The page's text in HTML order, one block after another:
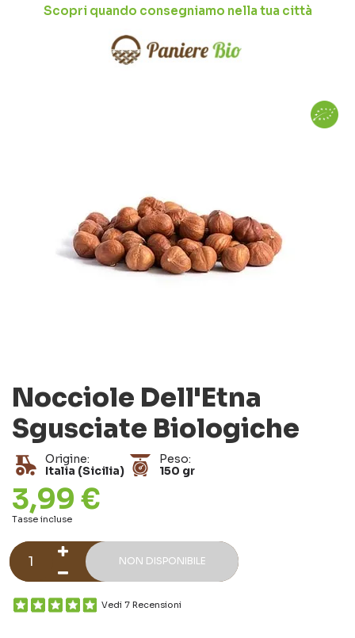
Scopri quando consegniamo nella tua città
Nocciole Dell'Etna
Sgusciate Biologiche
Origine:
Italia (Sicilia)
Peso:
150 gr
3,99 €
Tasse incluse
NON DISPONIBILE
Vedi 7 Recensioni